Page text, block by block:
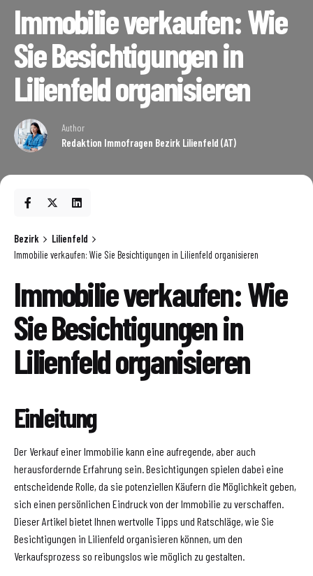
Immobilie verkaufen: Wie
Sie Besichtigungen in
Lilienfeld organisieren
Author
Redaktion Immofragen Bezirk Lilienfeld (AT)
Bezirk
Lilienfeld
Immobilie verkaufen: Wie Sie Besichtigungen in Lilienfeld organisieren
Immobilie verkaufen: Wie
Sie Besichtigungen in
Lilienfeld organisieren
Einleitung
Der Verkauf einer Immobilie kann eine aufregende, aber auch
herausfordernde Erfahrung sein. Besichtigungen spielen dabei eine
entscheidende Rolle, da sie potenziellen Käufern die Möglichkeit geben,
sich einen persönlichen Eindruck von der Immobilie zu verschaffen.
Dieser Artikel bietet Ihnen wertvolle Tipps und Ratschläge, wie Sie
Besichtigungen in Lilienfeld organisieren können, um den
Verkaufsprozess so reibungslos wie möglich zu gestalten.